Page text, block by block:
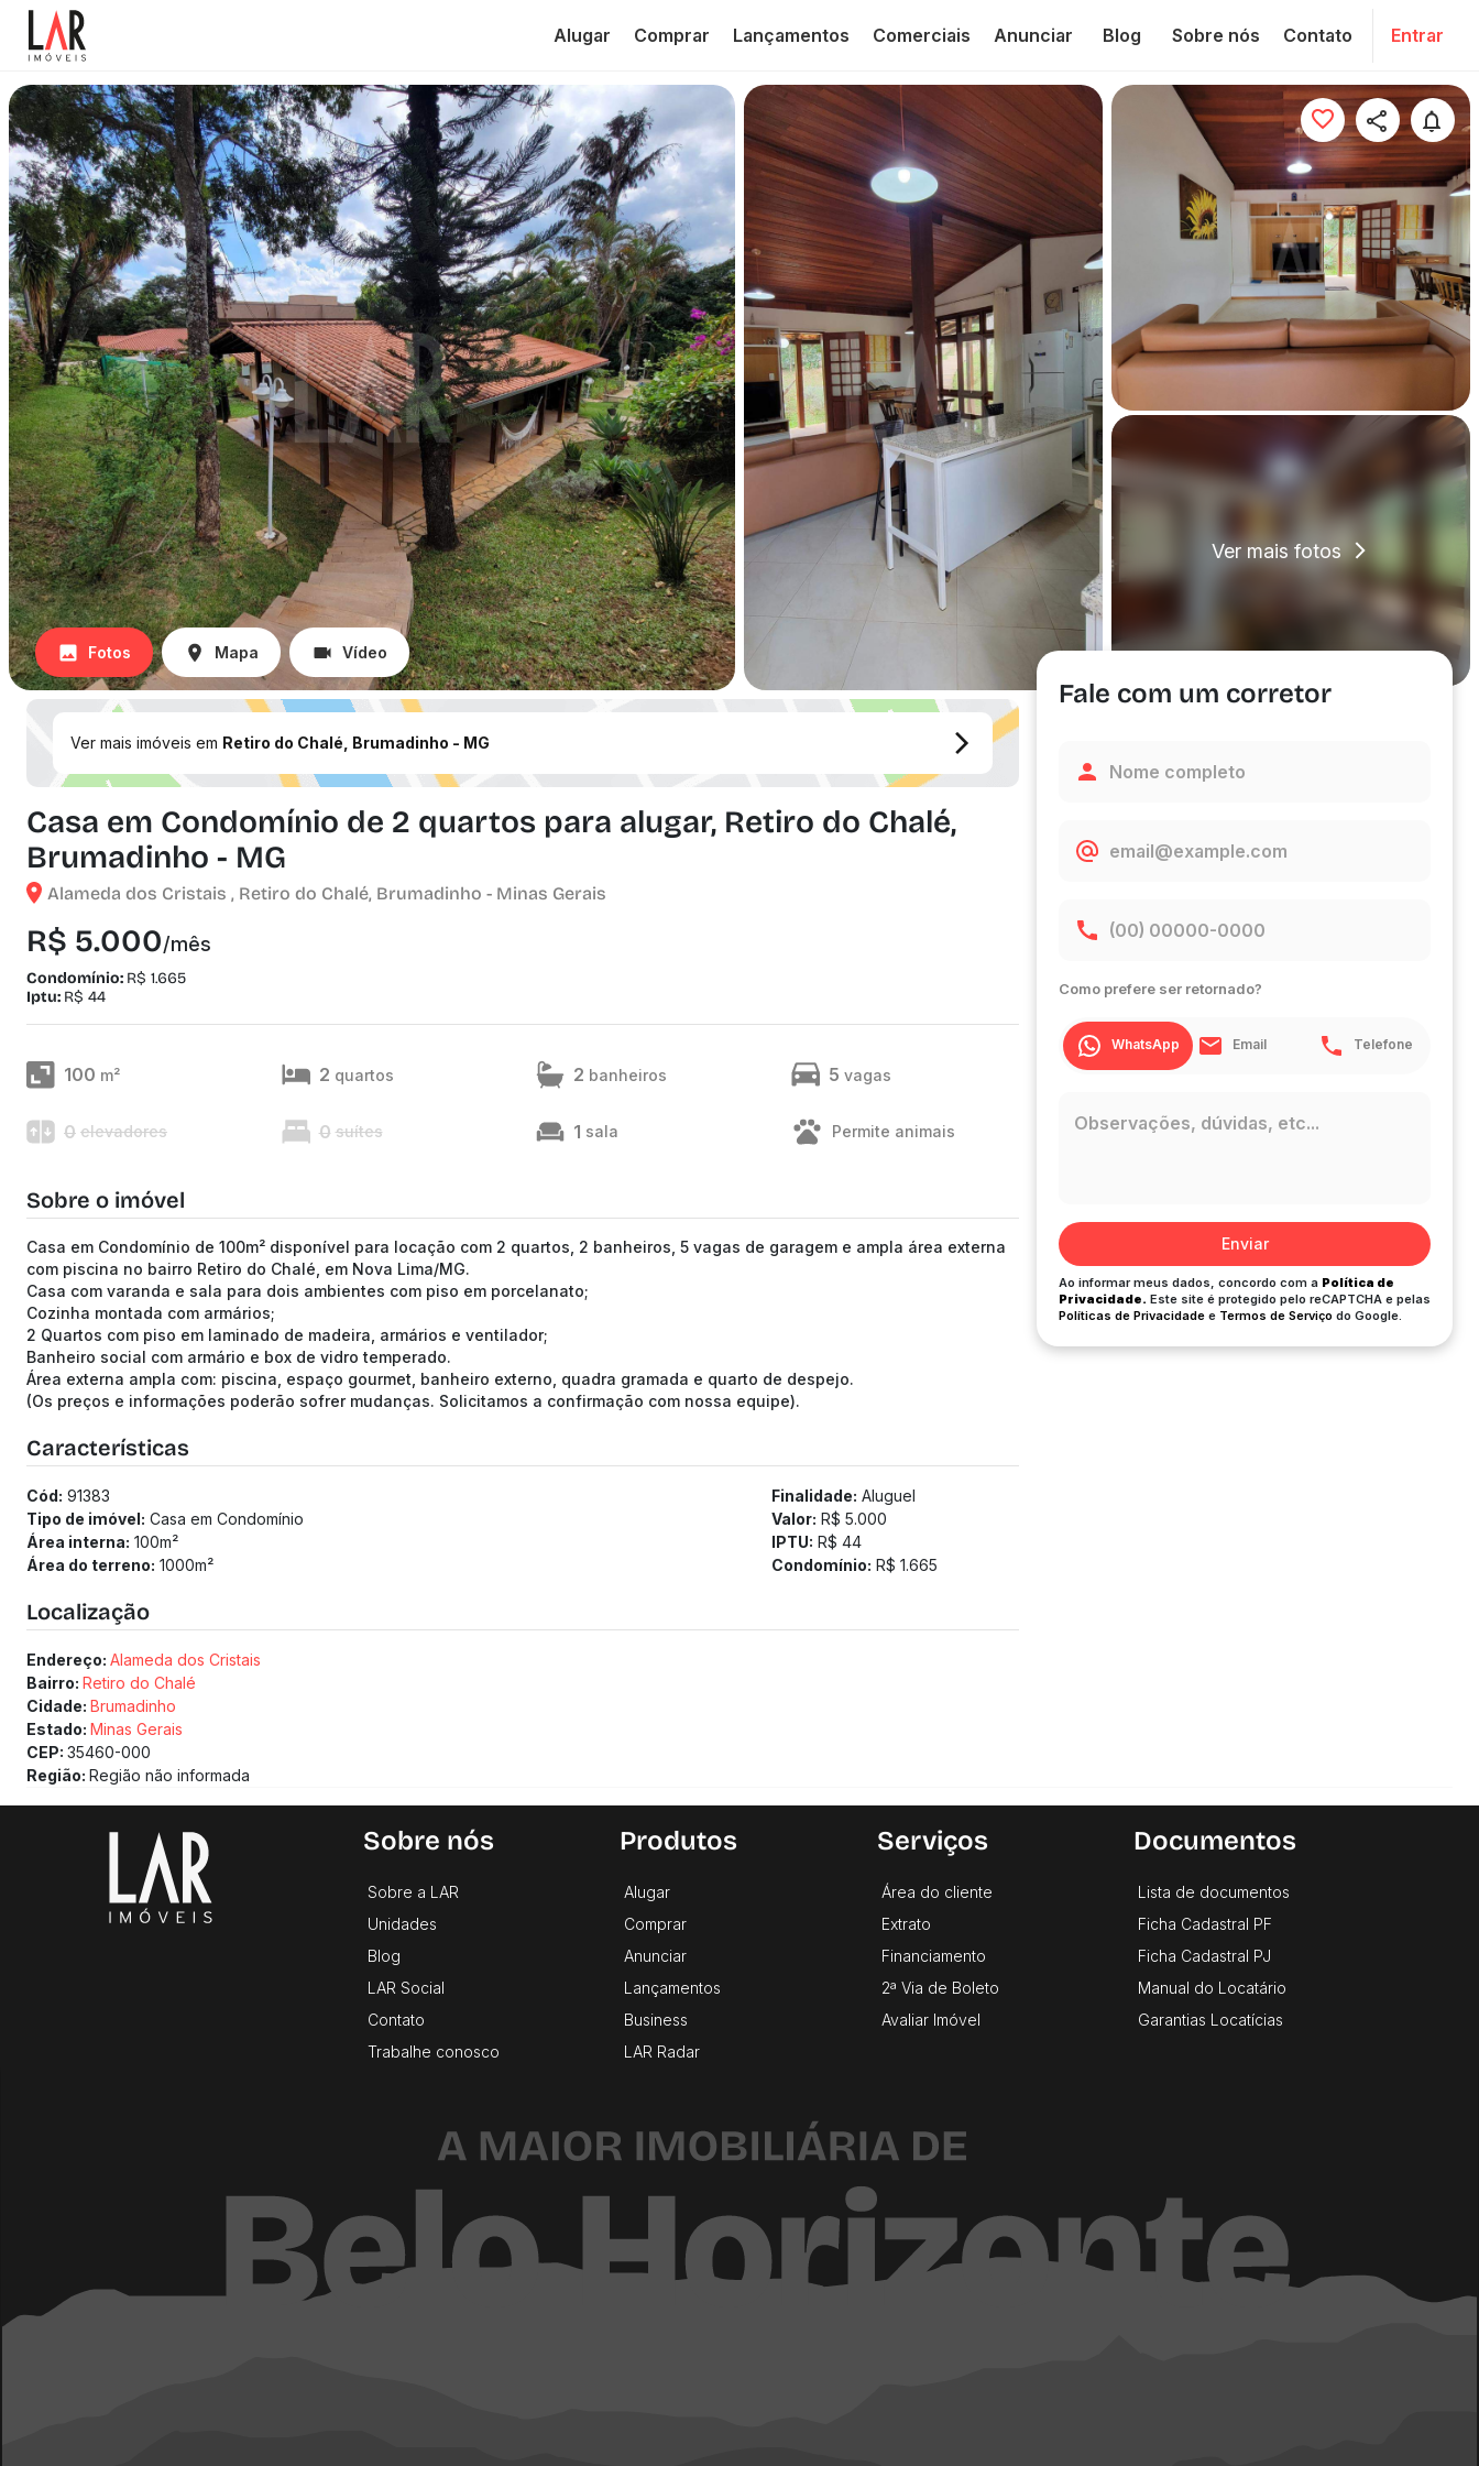
Alugar Comprar Lançamentos Comerciais Anunciar Blog Sobre nós Contato Entrar
Ver mais fotos
Fotos Mapa Vídeo
Ver mais imóveis em Retiro do Chalé, Brumadinho - MG
Casa em Condomínio de 2 quartos para alugar, Retiro do Chalé,
Brumadinho - MG
Alameda dos Cristais , Retiro do Chalé, Brumadinho - Minas Gerais
R$ 5.000/mês
Condomínio: R$ 1.665
Iptu: R$ 44
100 m² 2 quartos 2 banheiros 5 vagas
0 elevadores 0 suítes 1 sala Permite animais
Sobre o imóvel
Casa em Condomínio de 100m² disponível para locação com 2 quartos, 2 banheiros, 5 vagas de garagem e ampla área externa
com piscina no bairro Retiro do Chalé, em Nova Lima/MG.
Casa com varanda e sala para dois ambientes com piso em porcelanato;
Cozinha montada com armários;
2 Quartos com piso em laminado de madeira, armários e ventilador;
Banheiro social com armário e box de vidro temperado.
Área externa ampla com: piscina, espaço gourmet, banheiro externo, quadra gramada e quarto de despejo.
(Os preços e informações poderão sofrer mudanças. Solicitamos a confirmação com nossa equipe).
Características
Cód: 91383
Tipo de imóvel: Casa em Condomínio
Área interna: 100m²
Área do terreno: 1000m²
Finalidade: Aluguel
Valor: R$ 5.000
IPTU: R$ 44
Condomínio: R$ 1.665
Localização
Endereço: Alameda dos Cristais
Bairro: Retiro do Chalé
Cidade: Brumadinho
Estado: Minas Gerais
CEP: 35460-000
Região: Região não informada
Fale com um corretor
Como prefere ser retornado?
WhatsApp Email Telefone
Enviar
Ao informar meus dados, concordo com a Política de
Privacidade. Este site é protegido pelo reCAPTCHA e pelas
Políticas de Privacidade e Termos de Serviço do Google.
Sobre nós
Sobre a LAR
Unidades
Blog
LAR Social
Contato
Trabalhe conosco
Produtos
Alugar
Comprar
Anunciar
Lançamentos
Business
LAR Radar
Serviços
Área do cliente
Extrato
Financiamento
2ª Via de Boleto
Avaliar Imóvel
Documentos
Lista de documentos
Ficha Cadastral PF
Ficha Cadastral PJ
Manual do Locatário
Garantias Locatícias